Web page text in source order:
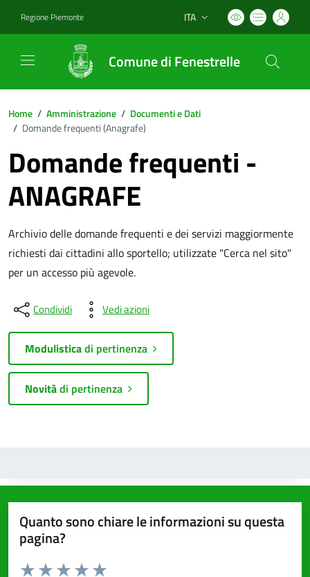
Regione Piemonte Lingua attiva:
ITA
Comune di Fenestrelle
Home / Amministrazione / Documenti e Dati
/ Domande frequenti (Anagrafe)
Domande frequenti -
ANAGRAFE
Archivio delle domande frequenti e dei servizi maggiormente
richiesti dai cittadini allo sportello; utilizzate "Cerca nel sito"
per un accesso più agevole.
Condividi Vedi azioni
Modulisticadi pertinenza
Novitàdi pertinenza
Quanto sono chiare le informazioni su questa
pagina?
Valuta da 1 a 5 stelle la pagina